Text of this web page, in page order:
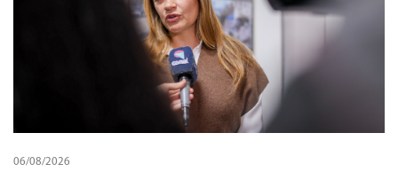
06/08/2026